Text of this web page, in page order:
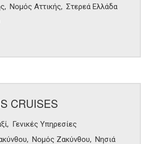
Νομός Αττικής
Στερεά Ελλάδα
CRUISES
Γενικές Υπηρεσίες
Νομός Ζακύνθου Νησιά